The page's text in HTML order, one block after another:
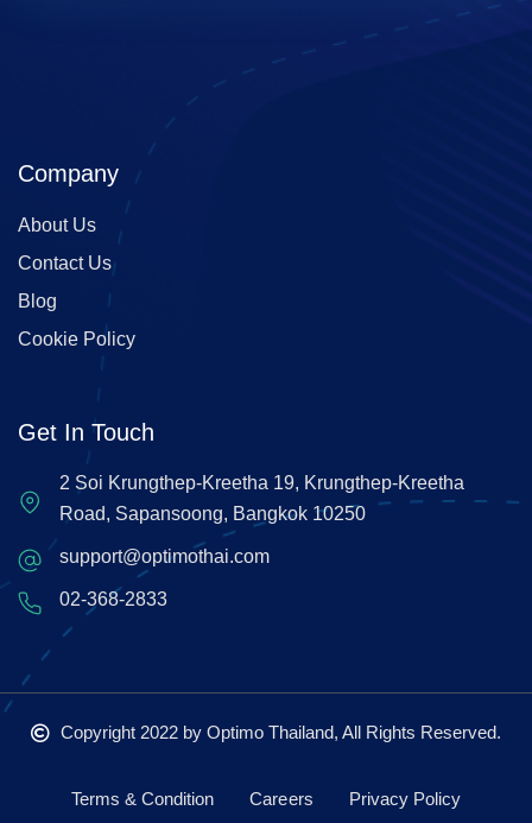
Company
About Us
Contact Us
Blog
Cookie Policy
Get In Touch
2 Soi Krungthep-Kreetha 19, Krungthep-Kreetha
Road, Sapansoong, Bangkok 10250
support@optimothai.com
02-368-2833
Copyright 2022 by Optimo Thailand, All Rights Reserved.
Terms & Condition Careers Privacy Policy